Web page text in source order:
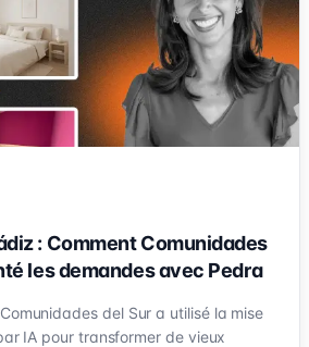
: Comment Comunidades
les demandes avec Pedra
del Sur a utilisé la mise
IA pour transformer de vieux